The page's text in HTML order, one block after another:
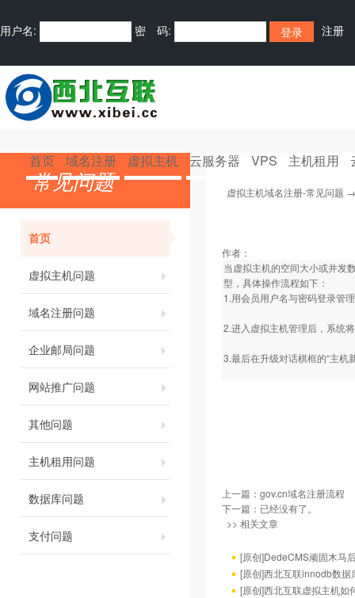
用户名: 密 码: 注册
首页 域名注册 虚拟主机 云服务器 VPS 主机租用
常见问题
首页
虚拟主机问题
域名注册问题
企业邮局问题
网站推广问题
其他问题
主机租用问题
数据库问题
支付问题
虚拟主机域名注册-常见问题
作者：
当虚拟主机的空间大小或并发
型，具体操作流程如下：
1.用会员用户名与密码登录管
2.进入虚拟主机管理后，系统
3.最后在升级对话棋框的“主机
上一篇： gov.cn域名注册流程
下一篇：已经没有了。
>> 相关文章
[原创]DedeCMS顽固木马
[原创]西北互联innodb数
[原创]西北互联虚拟主机如